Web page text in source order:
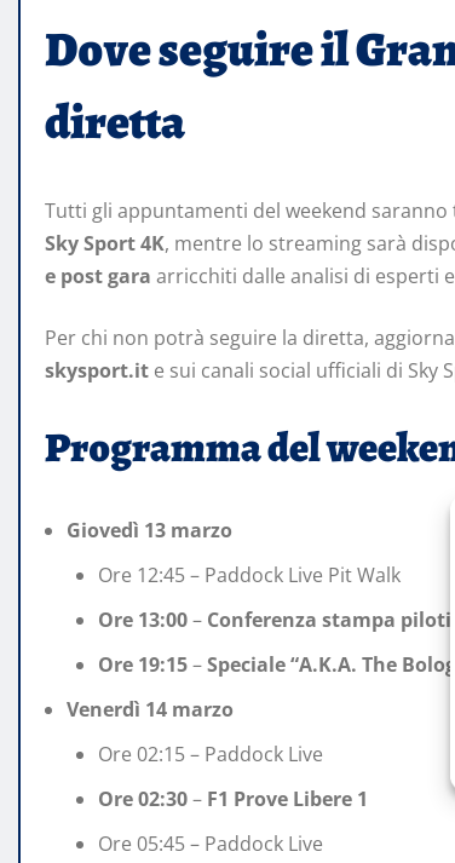
Dove seguire il
diretta
Tutti gli appuntamenti del weekend saranno
Sky Sport 4K, mentre lo streaming sarà
e post gara arricchiti dalle analisi di esperti
Per chi non potrà seguire la diretta,
skysport.it e sui canali social ufficiali di Sky
Programma del
Giovedì 13 marzo
Ore 12:45 – Paddock Live Pit Walk
Ore 13:00– Conferenza stampa piloti
Ore 19:15–Speciale “A.K.A. The
Venerdì 14 marzo
Ore 02:15 – Paddock Live
Ore 02:30– F1 Prove Libere 1
Ore 05:45 – Paddock Live